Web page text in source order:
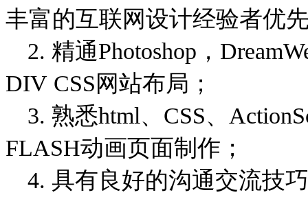
丰富的互联网设计经验者优
2. 精通Photoshop，
DIV CSS网站布局；
3. 熟悉html、CSS、
FLASH动画页面制作；
4. 具有良好的沟通交流技